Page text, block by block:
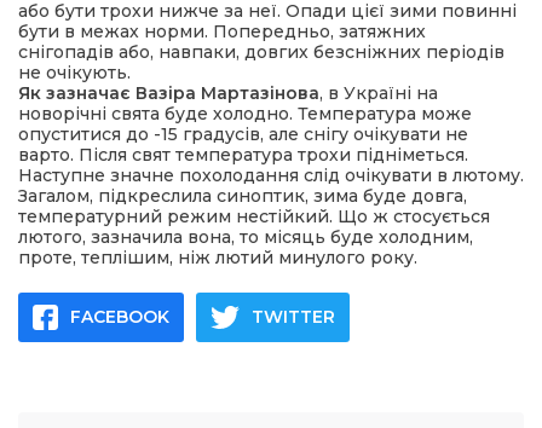
або бути трохи нижче за неї. Опади цієї зими повинні
бути в межах норми. Попередньо, затяжних
снігопадів або, навпаки, довгих безсніжних періодів
не очікують.
Як зазначає Вазіра Мартазінова, в Україні на
новорічні свята буде холодно. Температура може
опуститися до -15 градусів, але снігу очікувати не
варто. Після свят температура трохи підніметься.
Наступне значне похолодання слід очікувати в лютому.
Загалом, підкреслила синоптик, зима буде довга,
температурний режим нестійкий. Що ж стосується
лютого, зазначила вона, то місяць буде холодним,
проте, теплішим, ніж лютий минулого року.
FACEBOOK TWITTER